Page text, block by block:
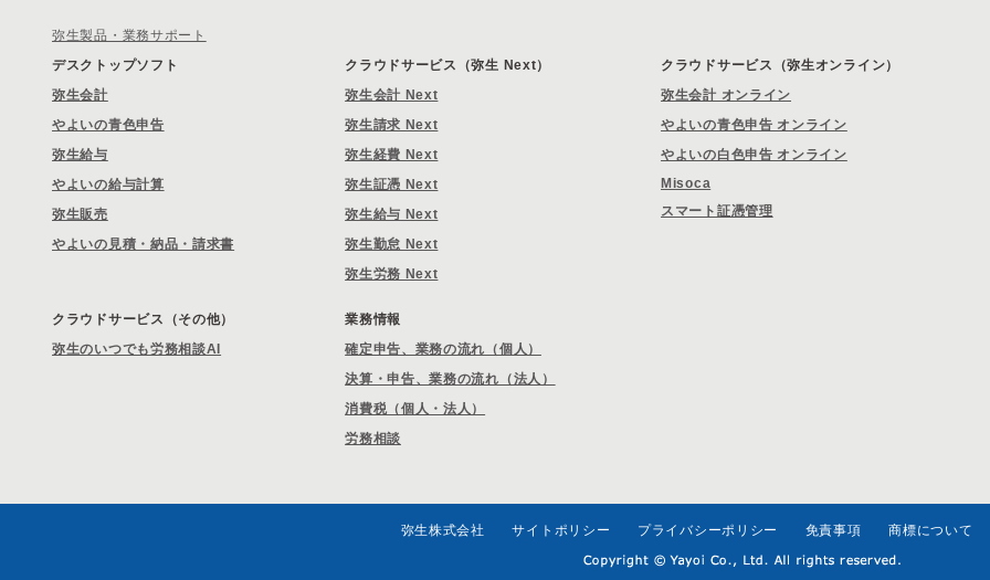
弥生製品・業務サポート
デスクトップソフト
弥生会計
やよいの青色申告
弥生給与
やよいの給与計算
弥生販売
やよいの見積・納品・請求書
クラウドサービス（弥生 Next）
弥生会計 Next
弥生請求 Next
弥生経費 Next
弥生証憑 Next
弥生給与 Next
弥生勤怠 Next
弥生労務 Next
クラウドサービス（弥生オンライン）
弥生会計 オンライン
やよいの青色申告 オンライン
やよいの白色申告 オンライン
Misoca
スマート証憑管理
クラウドサービス（その他）
弥生のいつでも労務相談AI
業務情報
確定申告、業務の流れ（個人）
決算・申告、業務の流れ（法人）
消費税（個人・法人）
労務相談
弥生株式会社 サイトポリシー プライバシーポリシー 免責事項 商標について